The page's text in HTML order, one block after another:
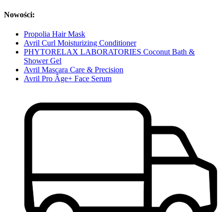
Nowości:
Propolia Hair Mask
Avril Curl Moisturizing Conditioner
PHYTORELAX LABORATORIES Coconut Bath &
Shower Gel
Avril Mascara Care & Precision
Avril Pro Âge+ Face Serum